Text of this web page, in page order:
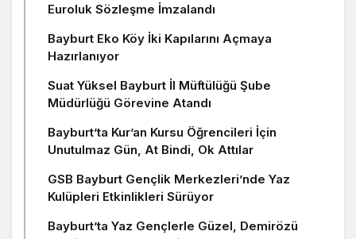
Euroluk Sözleşme İmzalandı
Bayburt Eko Köy İki Kapılarını Açmaya
Hazırlanıyor
Suat Yüksel Bayburt İl Müftülüğü Şube
Müdürlüğü Görevine Atandı
Bayburt’ta Kur’an Kursu Öğrencileri İçin
Unutulmaz Gün, At Bindi, Ok Attılar
GSB Bayburt Gençlik Merkezleri’nde Yaz
Kulüpleri Etkinlikleri Sürüyor
Bayburt’ta Yaz Gençlerle Güzel, Demirözü